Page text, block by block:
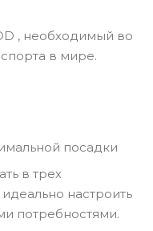
, необходимый во
в мире.
посадки
в трех
настроить
потребностями.